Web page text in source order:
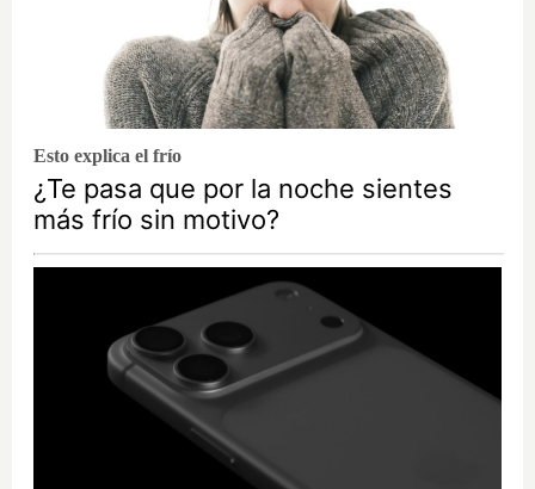
Esto explica el frío
¿Te pasa que por la noche sientes
más frío sin motivo?